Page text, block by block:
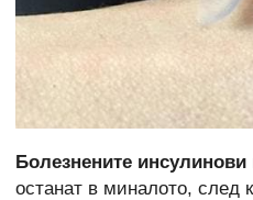
Болезнените
останат в миналото, след